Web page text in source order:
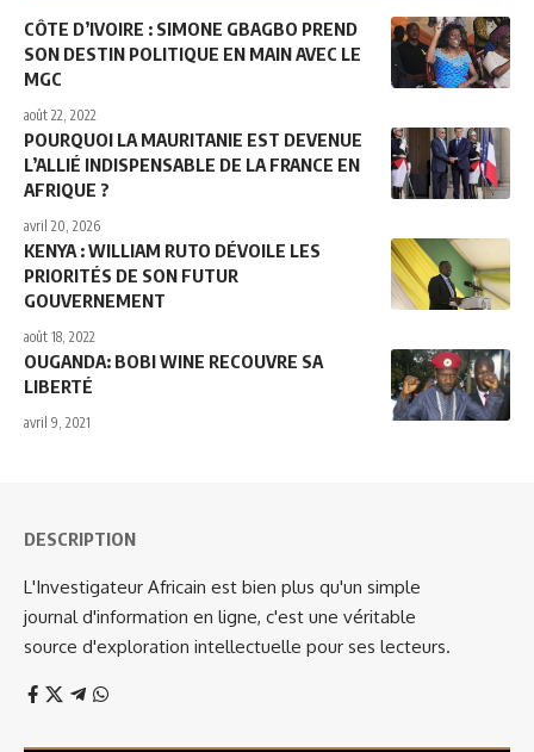
CÔTE D’IVOIRE : SIMONE GBAGBO PREND
SON DESTIN POLITIQUE EN MAIN AVEC LE
MGC
août 22, 2022
POURQUOI LA MAURITANIE EST DEVENUE
L’ALLIÉ INDISPENSABLE DE LA FRANCE EN
AFRIQUE ?
avril 20, 2026
KENYA : WILLIAM RUTO DÉVOILE LES
PRIORITÉS DE SON FUTUR
GOUVERNEMENT
août 18, 2022
OUGANDA: BOBI WINE RECOUVRE SA
LIBERTÉ
avril 9, 2021
DESCRIPTION
L'Investigateur Africain est bien plus qu'un simple
journal d'information en ligne, c'est une véritable
source d'exploration intellectuelle pour ses lecteurs.